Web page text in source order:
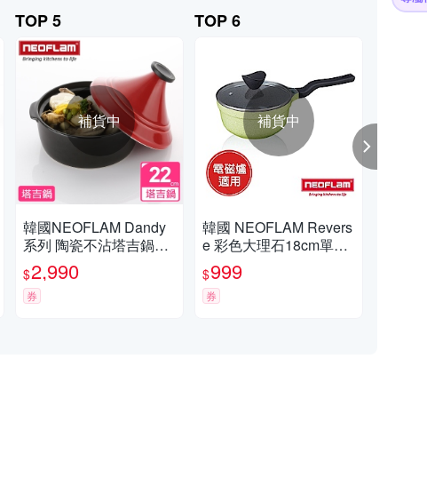
TOP 5
補貨中
韓國NEOFLAM Dandy
系列 陶瓷不沾塔吉鍋22
cm
$2,990
券
TOP 6
補貨中
韓國 NEOFLAM Revers
e 彩色大理石18cm單柄
湯鍋(適用電磁爐）
$999
券